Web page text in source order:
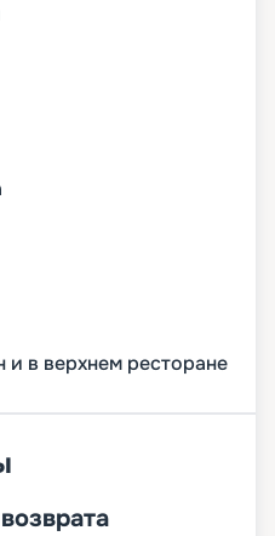
в верхнем ресторане